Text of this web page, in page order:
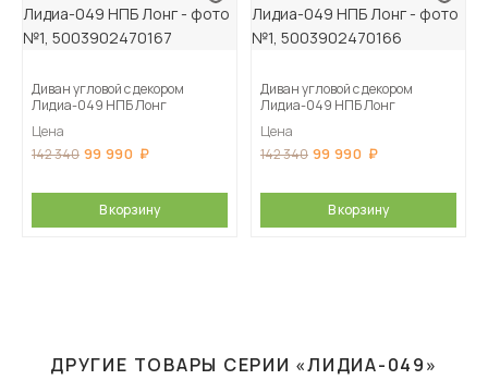
Диван угловой с декором
Лидиа-049 НПБ Лонг
Цена
142 340 99 990
В корзину
Диван угловой с декором
Лидиа-049 НПБ Лонг
Цена
142 340 99 990
В корзину
ДРУГИЕ ТОВАРЫ СЕРИИ «ЛИДИА-049»